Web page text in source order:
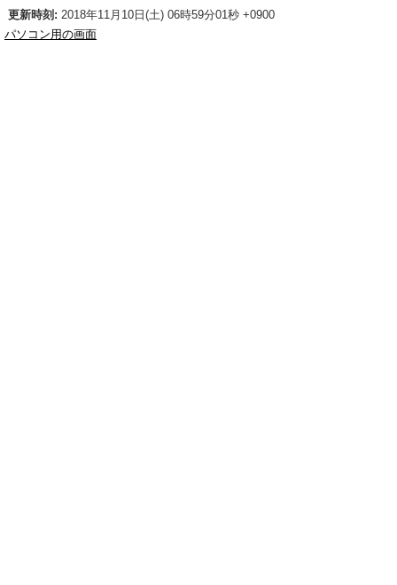
更新時刻: 2018年11月10日(土) 06時59分01秒 +0900
パソコン用の画面